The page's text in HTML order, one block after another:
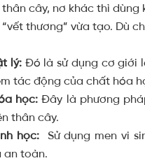
cây, nơ khác thì dùng
thương” vừa tạo. Dù
lý: Đó là sử dụng cơ giới
tác động của chất hóa
học: Đây là phương
thân cây.
học: Sử dụng men vi
an toàn.